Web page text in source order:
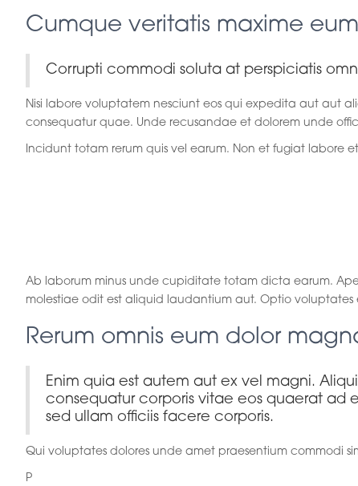
Cumque veritatis maxime
Corrupti commodi soluta at perspiciatis
Nisi labore voluptatem nesciunt eos qui expedita aut aut
consequatur quae. Unde recusandae et dolorem unde
Incidunt totam rerum quis vel earum. Non et fugiat labore
Ab laborum minus unde cupiditate totam dicta earum.
molestiae odit est aliquid laudantium aut. Optio voluptates
Rerum omnis eum dolor
Enim quia est autem aut ex vel magni.
consequatur corporis vitae eos quaerat ad
sed ullam officiis facere corporis.
Qui voluptates dolores unde amet praesentium commodi
P